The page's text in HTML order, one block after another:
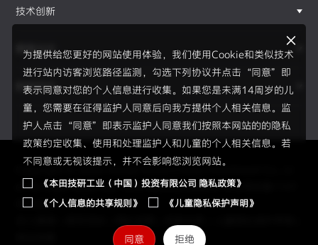
为提供给您更好的网站使用体验，我们使用Cookie和类似技术
进行站内访客浏览路径监测，勾选下列协议并点击“同意”即
表示同意对您的个人信息进行收集。如果您是未满14周岁的儿
童，您需要在征得监护人同意后向我方提供个人相关信息。监
护人点击“同意”即表示监护人同意我们按照本网站的的隐私
政策约定收集、使用和处理监护人和儿童的个人相关信息。若
不同意或无视该提示，并不会影响您浏览网站。
《本田技研工业（中国）投资有限公司 隐私政策》
《个人信息的共享规则》
《儿童隐私保护声明》
同意 拒绝
技术创新
赛事运动
新闻资讯
Copyright © 2026 Honda Motor(China) Investment Co., Lt
d. All Right Reserved.京ICP备05023886号 京公网安备1101
0502034595号
F1®赛事
2026赛季、新规则、新伙伴、全新H标识